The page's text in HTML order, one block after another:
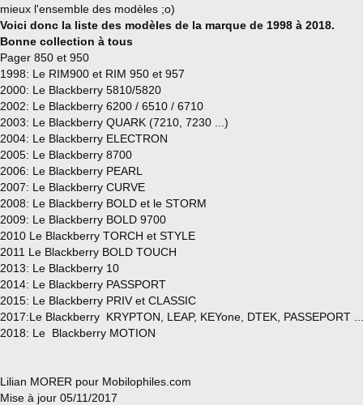
mieux l'ensemble des modèles ;o)
Voici donc la liste des modèles de la marque de 1998 à 2018.
Bonne collection à tous
Pager 850 et 950
1998: Le RIM900 et RIM 950 et 957
2000: Le Blackberry 5810/5820
2002: Le Blackberry 6200 / 6510 / 6710
2003: Le Blackberry QUARK (7210, 7230 ...)
2004: Le Blackberry ELECTRON
2005: Le Blackberry 8700
2006: Le Blackberry PEARL
2007: Le Blackberry CURVE
2008: Le Blackberry BOLD et le STORM
2009: Le Blackberry BOLD 9700
2010 Le Blackberry TORCH et STYLE
2011 Le Blackberry BOLD TOUCH
2013: Le Blackberry 10
2014: Le Blackberry PASSPORT
2015: Le Blackberry PRIV et CLASSIC
2017:Le Blackberry KRYPTON, LEAP, KEYone, DTEK, PASSEPORT ...
2018: Le Blackberry MOTION
Lilian MORER pour Mobilophiles.com
Mise à jour 05/11/2017